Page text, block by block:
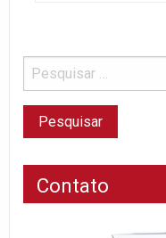
Contato